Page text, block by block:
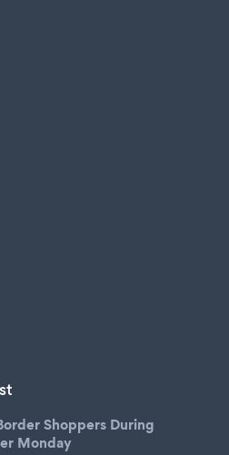
Shoppers During
Monday